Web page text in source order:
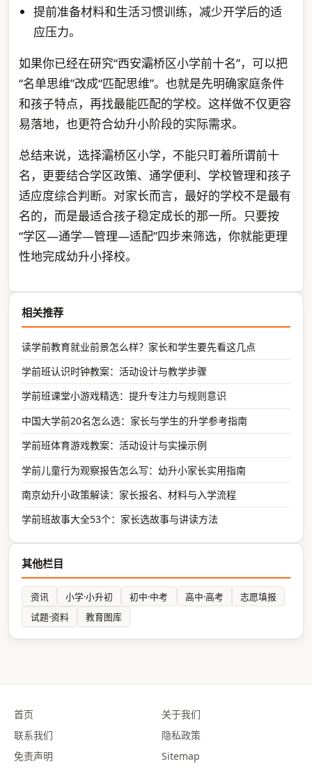
提前准备材料和生活习惯训练，减少开学后的适
应压力。
如果你已经在研究“西安灞桥区小学前十名”，可以把
“名单思维”改成“匹配思维”。也就是先明确家庭条件
和孩子特点，再找最能匹配的学校。这样做不仅更容
易落地，也更符合幼升小阶段的实际需求。
总结来说，选择灞桥区小学，不能只盯着所谓前十
名，更要结合学区政策、通学便利、学校管理和孩子
适应度综合判断。对家长而言，最好的学校不是最有
名的，而是最适合孩子稳定成长的那一所。只要按
“学区—通学—管理—适配”四步来筛选，你就能更理
性地完成幼升小择校。
相关推荐
读学前教育就业前景怎么样？家长和学生要先看这几点
学前班认识时钟教案：活动设计与教学步骤
学前班课堂小游戏精选：提升专注力与规则意识
中国大学前20名怎么选：家长与学生的升学参考指南
学前班体育游戏教案：活动设计与实操示例
学前儿童行为观察报告怎么写：幼升小家长实用指南
南京幼升小政策解读：家长报名、材料与入学流程
学前班故事大全53个：家长选故事与讲读方法
其他栏目
资讯 小学·小升初 初中·中考 高中·高考
志愿填报
试题·资料
教育图库
首页
关于我们
联系我们
隐私政策
免责声明
Sitemap